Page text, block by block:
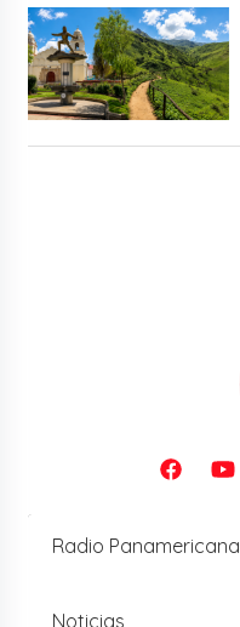
Radio Panamericana
Noticias